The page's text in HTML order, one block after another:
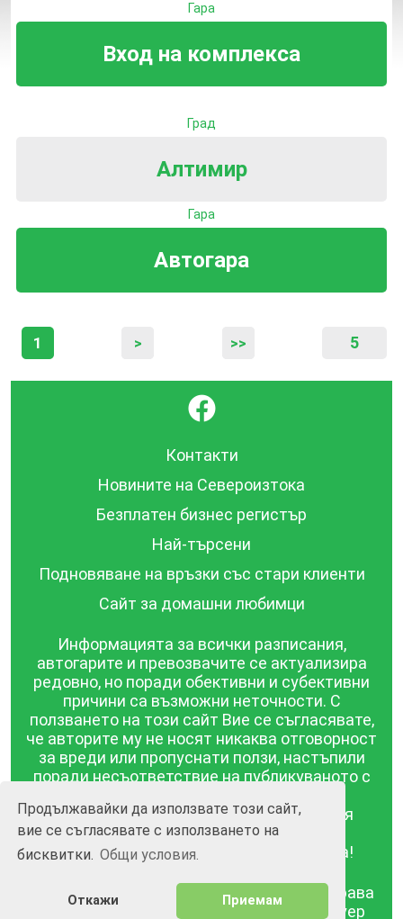
Продължавайки да използвате този сайт,
вие се съгласявате с използването на
бисквитки. Общи условия.
Откажи Приемам
Гара
Вход на комплекса
Град
Алтимир
Гара
Автогара
1 > >> 5
}
Контакти
Новините на Североизтока
Безплатен бизнес регистър
Най-търсени
Подновяване на връзки със стари клиенти
Сайт за домашни любимци
Информацията за всички разписания,
автогарите и превозвачите се актуализира
редовно, но поради обективни и субективни
причини са възможни неточности. С
ползването на този сайт Вие се съгласявате,
че авторите му не носят никаква отговорност
за вреди или пропуснати ползи, настъпили
поради несъответствие на публикуваното с
публикувана в този сайт се предоставя
такава каквато е, без гаранция за
съответствието ѝ с действителността!
BGrazpisanie.com © 2008 - 2026, Всички права
Изработка на уебсайт и софтуер